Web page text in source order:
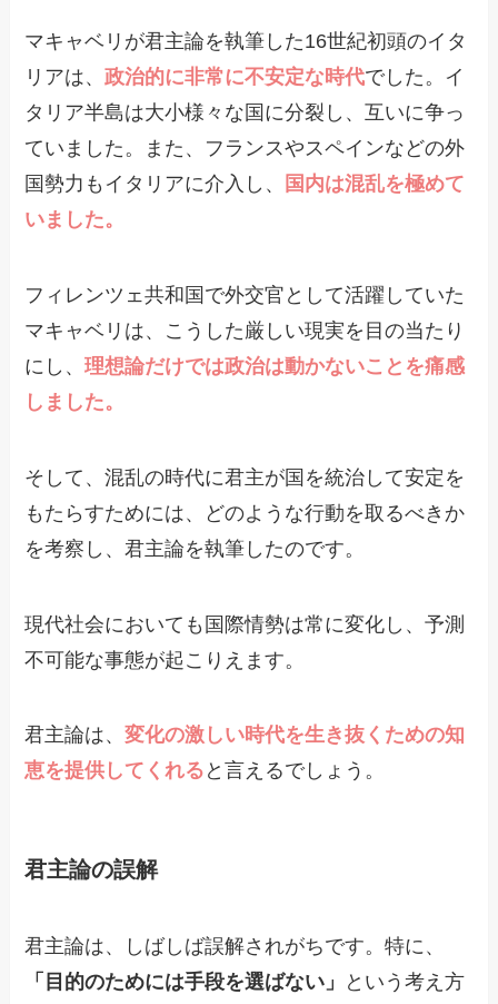
マキャベリが君主論を執筆した16世紀初頭のイタ
リアは、政治的に非常に不安定な時代でした。イ
タリア半島は大小様々な国に分裂し、互いに争っ
ていました。また、フランスやスペインなどの外
国勢力もイタリアに介入し、
国内は混乱を極めて
いました。
フィレンツェ共和国で外交官として活躍していた
マキャベリは、こうした厳しい現実を目の当たり
にし、理想論だけでは政治は動かないことを痛感
しました。
そして、混乱の時代に君主が国を統治して安定を
もたらすためには、どのような行動を取るべきか
を考察し、君主論を執筆したのです。
現代社会においても国際情勢は常に変化し、予測
不可能な事態が起こりえます。
君主論は、変化の激しい時代を生き抜くための知
恵を提供してくれる と言えるでしょう。
君主論の誤解
君主論は、しばしば誤解されがちです。特に、
「目的のためには手段を選ばない」
という考え方